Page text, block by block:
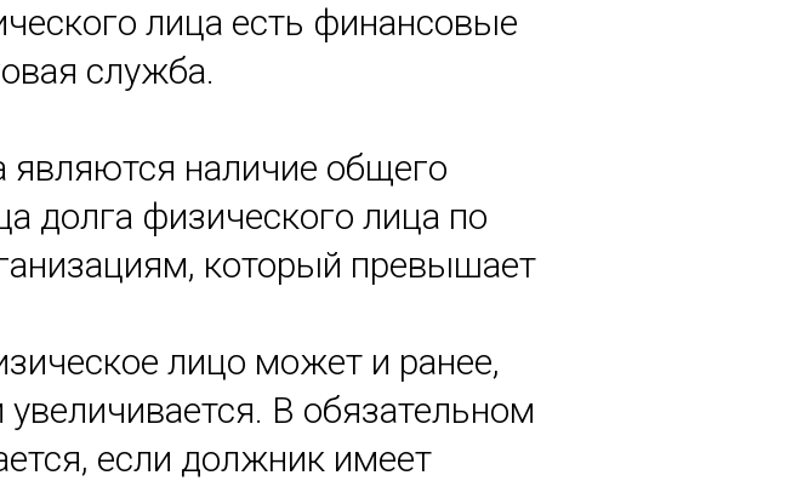
лица есть финансовые
служба.
наличие общего
долга физического лица по
который превышает
лицо может и ранее,
В обязательном
если должник имеет